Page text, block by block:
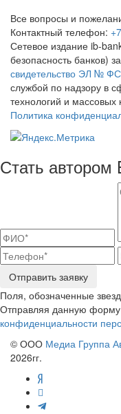
Все вопросы и
Контактный телефон:
Сетевое издание ib-
безопасность банков)
свидетельство ЭЛ №
службой по надзору в
технологий и
Политика
Стать автором
Отправить заявку
Поля, обозначенные
Отправляя данную форму
конфиденциальности
© ООО Медиа Группа
2026гг.